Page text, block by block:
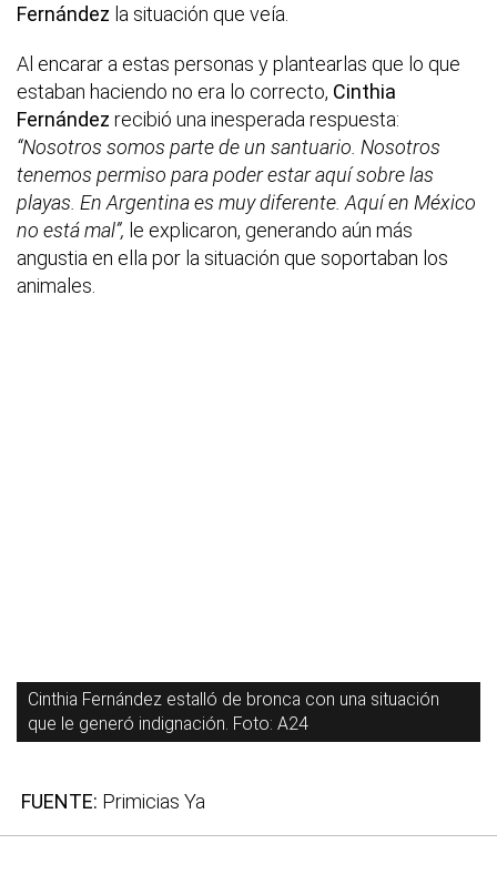
Fernández la situación que veía.
Al encarar a estas personas y plantearlas que lo que
estaban haciendo no era lo correcto, Cinthia
Fernández recibió una inesperada respuesta:
“Nosotros somos parte de un santuario. Nosotros
tenemos permiso para poder estar aquí sobre las
playas. En Argentina es muy diferente. Aquí en México
no está mal”, le explicaron, generando aún más
angustia en ella por la situación que soportaban los
animales.
Cinthia Fernández estalló de bronca con una situación
que le generó indignación. Foto: A24
FUENTE: Primicias Ya